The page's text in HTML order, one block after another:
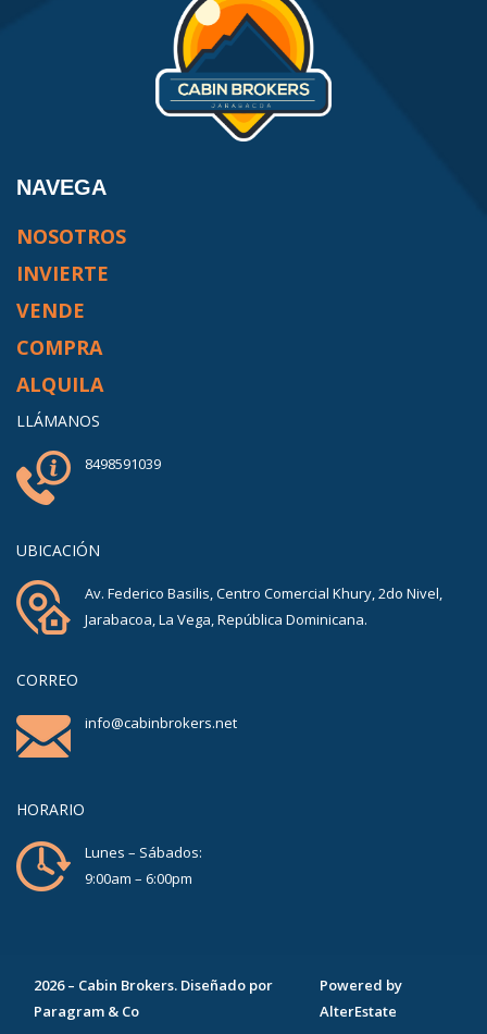
NAVEGA
NOSOTROS
INVIERTE
VENDE
COMPRA
ALQUILA
LLÁMANOS
8498591039
UBICACIÓN
Av. Federico Basilis, Centro Comercial Khury, 2do Nivel,
Jarabacoa, La Vega, República Dominicana.
CORREO
info@cabinbrokers.net
HORARIO
Lunes – Sábados:
9:00am – 6:00pm
2026– Cabin Brokers. Diseñado por
Paragram & Co
Powered by
AlterEstate